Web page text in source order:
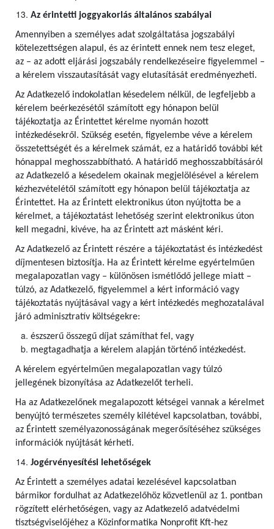
Az érintetti joggyakorlás általános szabályai
Amennyiben a személyes adat szolgáltatása jogszabályi
kötelezettségen alapul, és az érintett ennek nem tesz eleget,
az – az adott eljárási jogszabály rendelkezéseire figyelemmel –
a kérelem visszautasítását vagy elutasítását eredményezheti.
Az Adatkezelő indokolatlan késedelem nélkül, de legfeljebb a
kérelem beérkezésétől számított egy hónapon belül
tájékoztatja az Érintettet kérelme nyomán hozott
intézkedésekről. Szükség esetén, figyelembe véve a kérelem
összetettségét és a kérelmek számát, ez a határidő további két
hónappal meghosszabbítható. A határidő meghosszabbításáról
az Adatkezelő a késedelem okainak megjelölésével a kérelem
kézhezvételétől számított egy hónapon belül tájékoztatja az
Érintettet. Ha az Érintett elektronikus úton nyújtotta be a
kérelmet, a tájékoztatást lehetőség szerint elektronikus úton
kell megadni, kivéve, ha az Érintett azt másként kéri.
Az Adatkezelő az Érintett részére a tájékoztatást és intézkedést
díjmentesen biztosítja. Ha az Érintett kérelme egyértelműen
megalapozatlan vagy – különösen ismétlődő jellege miatt –
túlzó, az Adatkezelő, figyelemmel a kért információ vagy
tájékoztatás nyújtásával vagy a kért intézkedés meghozatalával
járó adminisztratív költségekre:
észszerű összegű díjat számíthat fel, vagy
megtagadhatja a kérelem alapján történő intézkedést.
A kérelem egyértelműen megalapozatlan vagy túlzó
jellegének bizonyítása az Adatkezelőt terheli.
Ha az Adatkezelőnek megalapozott kétségei vannak a kérelmet
benyújtó természetes személy kilétével kapcsolatban, további,
az Érintett személyazonosságának megerősítéséhez szükséges
információk nyújtását kérheti.
Jogérvényesítési lehetőségek
Az Érintett a személyes adatai kezelésével kapcsolatban
bármikor fordulhat az Adatkezelőhöz közvetlenül az 1. pontban
rögzített elérhetőségen, vagy az Adatkezelő adatvédelmi
tisztségviselőjéhez a Közinformatika Nonprofit Kft-hez